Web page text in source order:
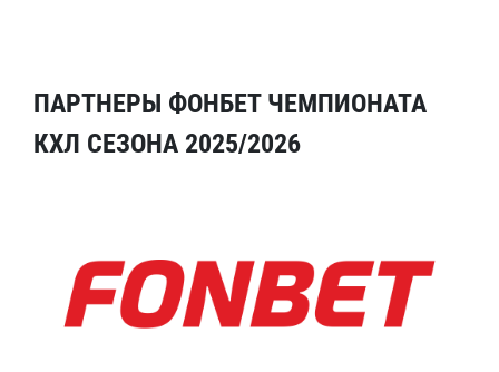
ПАРТНЕРЫ ФОНБЕТ ЧЕМПИОНАТА
КХЛ СЕЗОНА 2025/2026